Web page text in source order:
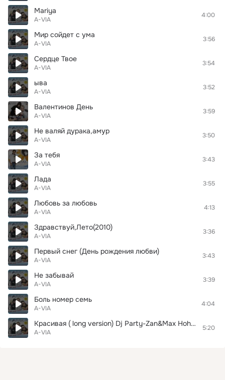
Mariya
A-VIA
4:00
Мир сойдет с ума
A-VIA
3:56
Сердце Твое
A-VIA
3:54
ыва
A-VIA
3:52
Валентинов День
A-VIA
3:59
Не валяй дурака,амур
A-VIA
3:50
За тебя
A-VIA
3:43
Лада
A-VIA
3:55
Любовь за любовь
A-VIA
4:13
Здравствуй,Лето(2010)
A-VIA
3:36
Первый снег (День рождения любви)
A-VIA
3:43
Не забывай
A-VIA
3:39
Боль номер семь
A-VIA
4:04
Красивая ( long version) Dj Party-Zan&Max Hohlunov)
A-VIA
5:20